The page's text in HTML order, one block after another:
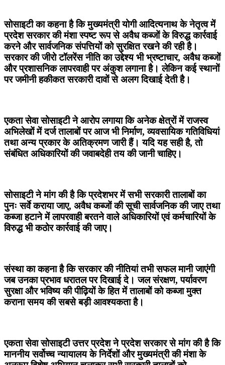
सोसाइटी का कहना है कि मुख्यमंत्री योगी आदित्यनाथ के नेतृत्व में
प्रदेश सरकार की मंशा स्पष्ट रूप से अवैध कब्जों के विरुद्ध कार्रवाई
करने और सार्वजनिक संपत्तियों को सुरक्षित रखने की रही है।
सरकार की जीरो टॉलरेंस नीति का उद्देश्य भी भ्रष्टाचार, अवैध कब्जों
और प्रशासनिक लापरवाही पर अंकुश लगाना है। लेकिन कई स्थानों
पर जमीनी हकीकत सरकारी दावों से अलग दिखाई देती है।
एकता सेवा सोसाइटी ने आरोप लगाया कि अनेक क्षेत्रों में राजस्व
अभिलेखों में दर्ज तालाबों पर आज भी निर्माण, व्यवसायिक गतिविधियां
तथा अन्य प्रकार के अतिक्रमण जारी हैं। यदि यह सही है, तो
संबंधित अधिकारियों की जवाबदेही तय की जानी चाहिए।
सोसाइटी ने मांग की है कि प्रदेशभर में सभी सरकारी तालाबों का
पुनः सर्वे कराया जाए, अवैध कब्जों की सूची सार्वजनिक की जाए तथा
कब्जा हटाने में लापरवाही बरतने वाले अधिकारियों एवं कर्मचारियों के
विरुद्ध भी कठोर कार्रवाई की जाए।
संस्था का कहना है कि सरकार की नीतियां तभी सफल मानी जाएंगी
जब उनका प्रभाव धरातल पर दिखाई दे। जल संरक्षण, पर्यावरण
सुरक्षा और भविष्य की पीढ़ियों के हित में तालाबों को कब्जा मुक्त
कराना समय की सबसे बड़ी आवश्यकता है।
एकता सेवा सोसाइटी उत्तर प्रदेश ने प्रदेश सरकार से मांग की है कि
माननीय सर्वोच्च न्यायालय के निर्देशों और मुख्यमंत्री की मंशा के